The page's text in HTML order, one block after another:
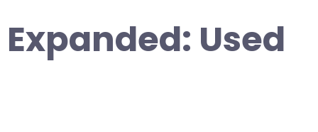
Expanded: Used